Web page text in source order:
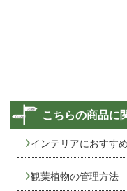
こちらの商品に
インテリアにおすす
観葉植物の管理方法